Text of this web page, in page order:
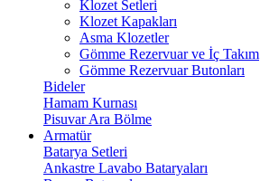
Klozet Setleri
Klozet Kapakları
Asma Klozetler
Gömme Rezervuar ve İç Takım
Gömme Rezervuar Butonları
Bideler
Hamam Kurnası
Pisuvar Ara Bölme
Armatür
Batarya Setleri
Ankastre Lavabo Bataryaları